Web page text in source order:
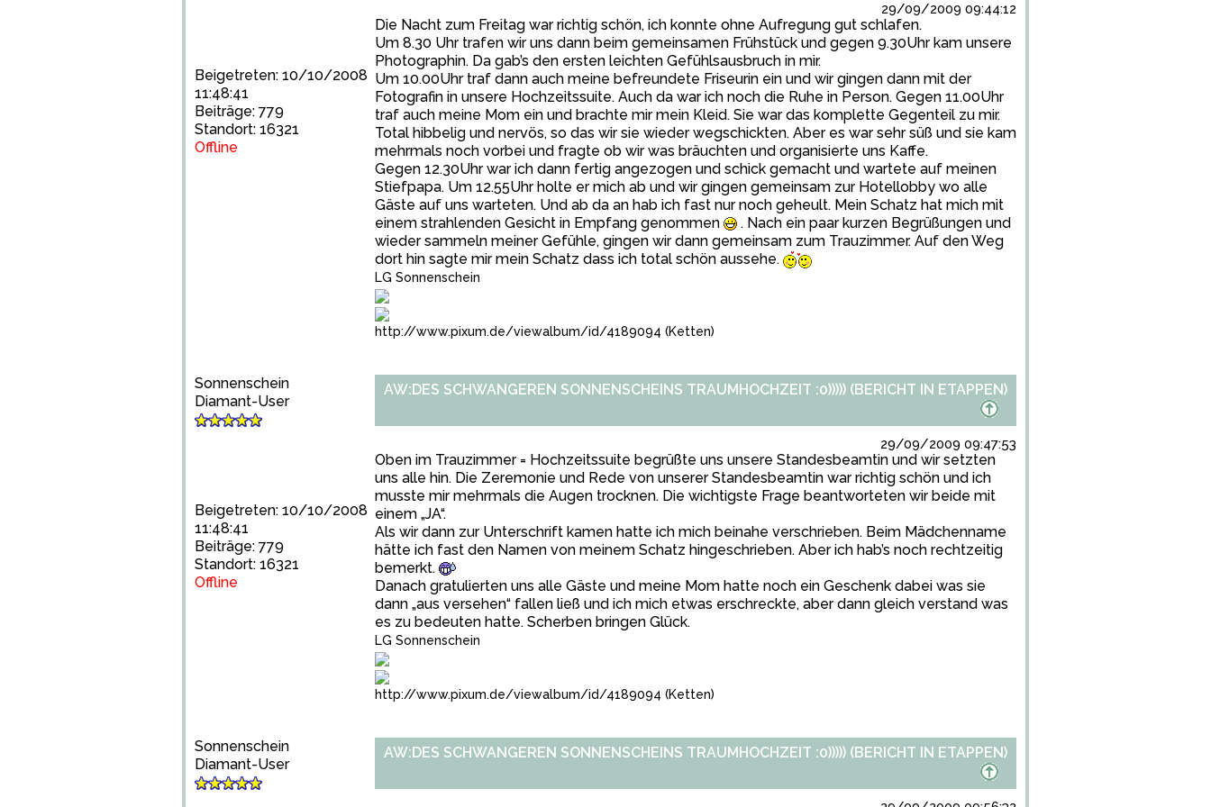
Beigetreten: 10/10/2008
11:48:41
Beiträge: 779
Standort: 16321
Offline
29/09/2009 09:44:12
Die Nacht zum Freitag war richtig schön, ich konnte ohne Aufregung gut schlafen.
Um 8.30 Uhr trafen wir uns dann beim gemeinsamen Frühstück und gegen 9.30Uhr kam unsere
Photographin. Da gab’s den ersten leichten Gefühlsausbruch in mir.
Um 10.00Uhr traf dann auch meine befreundete Friseurin ein und wir gingen dann mit der
Fotografin in unsere Hochzeitssuite. Auch da war ich noch die Ruhe in Person. Gegen 11.00Uhr
traf auch meine Mom ein und brachte mir mein Kleid. Sie war das komplette Gegenteil zu mir.
Total hibbelig und nervös, so das wir sie wieder wegschickten. Aber es war sehr süß und sie kam
mehrmals noch vorbei und fragte ob wir was bräuchten und organisierte uns Kaffe.
Gegen 12.30Uhr war ich dann fertig angezogen und schick gemacht und wartete auf meinen
Stiefpapa. Um 12.55Uhr holte er mich ab und wir gingen gemeinsam zur Hotellobby wo alle
Gäste auf uns warteten. Und ab da an hab ich fast nur noch geheult. Mein Schatz hat mich mit
einem strahlenden Gesicht in Empfang genommen
. Nach ein paar kurzen Begrüßungen und
wieder sammeln meiner Gefühle, gingen wir dann gemeinsam zum Trauzimmer. Auf den Weg
dort hin sagte mir mein Schatz dass ich total schön aussehe.
LG Sonnenschein
http://www.pixum.de/viewalbum/id/4189094 (Ketten)
Sonnenschein
Diamant-User
Beigetreten: 10/10/2008
11:48:41
Beiträge: 779
Standort: 16321
Offline
AW:DES SCHWANGEREN SONNENSCHEINS TRAUMHOCHZEIT :0))))) (BERICHT IN ETAPPEN)
29/09/2009 09:47:53
Oben im Trauzimmer = Hochzeitssuite begrüßte uns unsere Standesbeamtin und wir setzten
uns alle hin. Die Zeremonie und Rede von unserer Standesbeamtin war richtig schön und ich
musste mir mehrmals die Augen trocknen. Die wichtigste Frage beantworteten wir beide mit
einem „JA“.
Als wir dann zur Unterschrift kamen hatte ich mich beinahe verschrieben. Beim Mädchenname
hätte ich fast den Namen von meinem Schatz hingeschrieben. Aber ich hab’s noch rechtzeitig
bemerkt.
Danach gratulierten uns alle Gäste und meine Mom hatte noch ein Geschenk dabei was sie
dann „aus versehen“ fallen ließ und ich mich etwas erschreckte, aber dann gleich verstand was
es zu bedeuten hatte. Scherben bringen Glück.
LG Sonnenschein
http://www.pixum.de/viewalbum/id/4189094 (Ketten)
Sonnenschein
Diamant-User
AW:DES SCHWANGEREN SONNENSCHEINS TRAUMHOCHZEIT :0))))) (BERICHT IN ETAPPEN)